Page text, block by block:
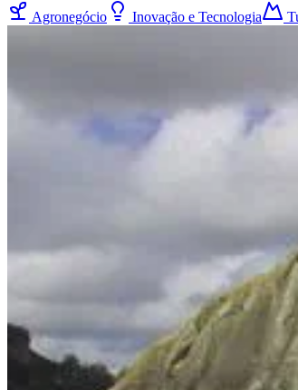
Agronegócio
Inovação e Tecnologia